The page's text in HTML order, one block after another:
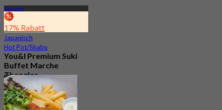
Thonglor
17% Rabatt
Japanisch
Hot Pot/Shabu
You&I Premium Suki
Buffet Marche
Thonglor
4.7
1.9K Gebucht
Aus฿ 498